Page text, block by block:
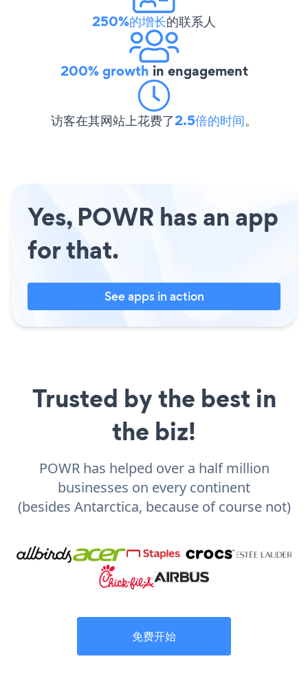
250%的增长的联系人
200% growth in engagement
访客在其网站上花费了2.5倍的时间。
Yes, POWR has an app
for that.
See apps in action
Trusted by the best in
the biz!
POWR has helped over a half million
businesses on every continent
(besides Antarctica, because of course not)
免费开始